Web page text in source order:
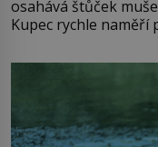
osahává štůček
Kupec rychle naměří
milostpaní. Stačí
množství růžového